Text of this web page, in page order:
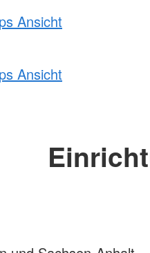
Ansicht
Ansicht